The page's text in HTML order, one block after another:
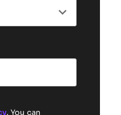
. You can